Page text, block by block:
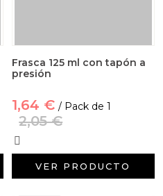
Frasca 125 ml con tapón a
presión
1,64 € / Pack de 1
2,05 €
VER PRODUCTO